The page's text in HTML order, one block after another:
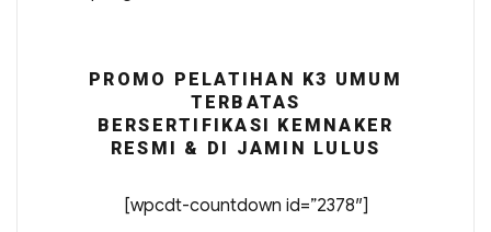
PROMO PELATIHAN K3 UMUM
TERBATAS
BERSERTIFIKASI KEMNAKER
RESMI & DI JAMIN LULUS
[wpcdt-countdown id=”2378″]